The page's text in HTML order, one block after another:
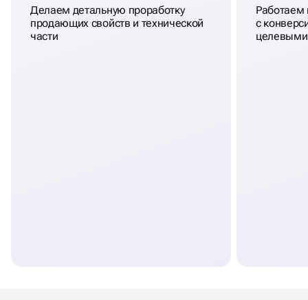
Детальная проработка
Делаем детальную проработку
продающих свойств и технической
Работаем
с